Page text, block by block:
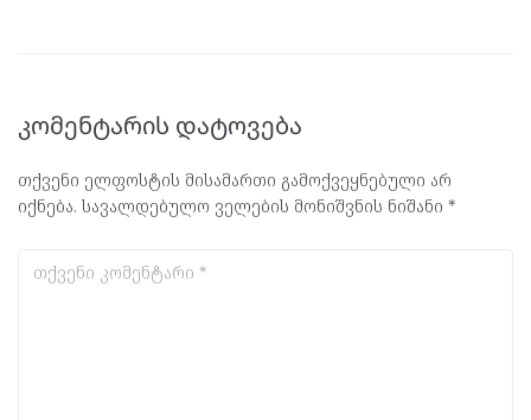
კომენტარის დატოვება
თქვენი ელფოსტის მისამართი გამოქვეყნებული არ
იქნება. სავალდებულო ველების მონიშვნის ნიშანი *